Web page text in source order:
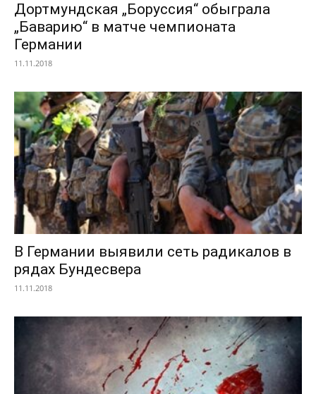
Дортмундская „Боруссия“ обыграла
„Баварию“ в матче чемпионата
Германии
11.11.2018
В Германии выявили сеть радикалов в
рядах Бундесвера
11.11.2018